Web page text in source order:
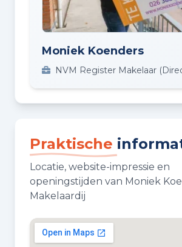
Moniek Koenders
NVM Register Makelaar
Praktische
Locatie, website-impressie en
openingstijden van Moniek
Makelaardij